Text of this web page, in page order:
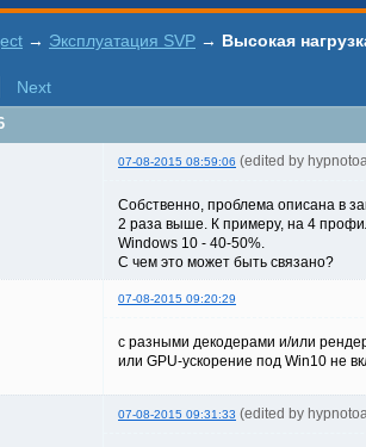
→ Эксплуатация SVP → Высокая
Next
07-08-2015 08:59:06 (edited by
Собственно, проблема описана в
2 раза выше. К примеру, на 4
Windows 10 - 40-50%.
С чем это может быть связано?
07-08-2015 09:20:29
с разными декодерами и/или
или GPU-ускорение под Win10 не
07-08-2015 09:31:33 (edited by